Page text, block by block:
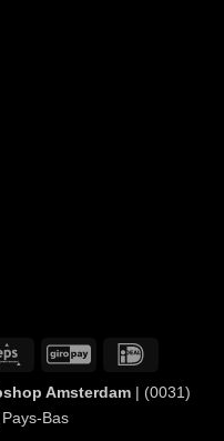
Eps GiroPay
Amsterdam | (0031)
Bas